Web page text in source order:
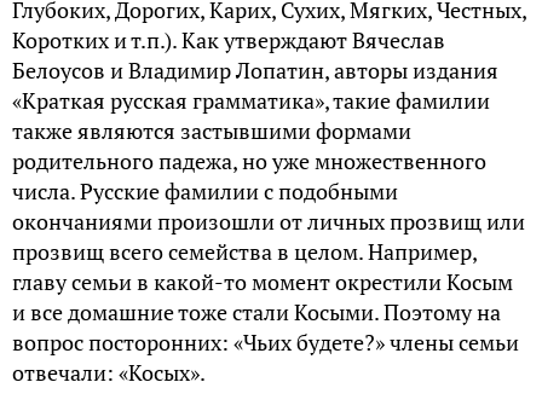
Глубоких, Дорогих, Карих, Сухих, Мягких, Честных,
Коротких и т.п.). Как утверждают Вячеслав
Белоусов и Владимир Лопатин, авторы издания
«Краткая русская грамматика», такие фамилии
также являются застывшими формами
родительного падежа, но уже множественного
числа. Русские фамилии с подобными
окончаниями произошли от личных прозвищ или
прозвищ всего семейства в целом. Например,
главу семьи в какой-то момент окрестили Косым
и все домашние тоже стали Косыми. Поэтому на
вопрос посторонних: «Чьих будете?» члены семьи
отвечали: «Косых».